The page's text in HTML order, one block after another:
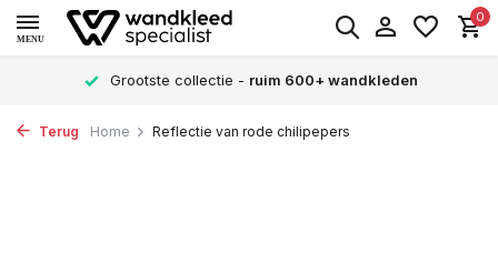
MENU
0
Grootste collectie - ruim 600+ wandkleden
Terug Home Reflectie van rode chilipepers